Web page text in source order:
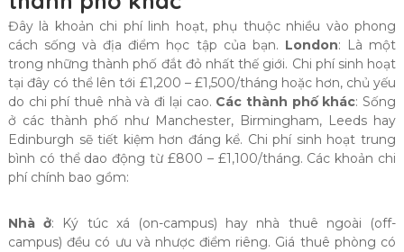
Đây là khoản chi phí linh hoạt, phụ thuộc nhiều vào phong
cách sống và địa điểm học tập của bạn. London: Là một
trong những thành phố đắt đỏ nhất thế giới. Chi phí sinh hoạt
tại đây có thể lên tới £1,200 – £1,500/tháng hoặc hơn, chủ yếu
do chi phí thuê nhà và đi lại cao. Các thành phố khác: Sống
ở các thành phố như Manchester, Birmingham, Leeds hay
Edinburgh sẽ tiết kiệm hơn đáng kể. Chi phí sinh hoạt trung
bình có thể dao động từ £800 – £1,100/tháng. Các khoản chi
phí chính bao gồm:
Nhà ở: Ký túc xá (on-campus) hay nhà thuê ngoài (off-
campus) đều có ưu và nhược điểm riêng. Giá thuê phòng có